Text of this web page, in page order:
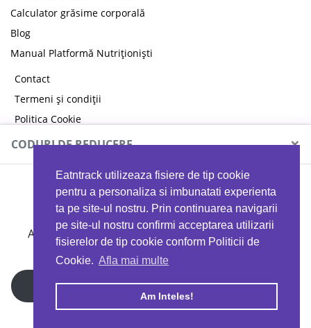
Eatntrack utilizeaza fisiere de tip cookie
pentru a personaliza si imbunatati experienta
ta pe site-ul nostru. Prin continuarea navigarii
pe site-ul nostru confirmi acceptarea utilizarii
fisierelor de tip cookie conform Politicii de
Cookie. Afla mai multe
Am Inteles!
Calculator grăsime corporală
Blog
Manual Platformă Nutriționiști
Contact
Termeni și condiții
Politica Cookie
Politica de confidențialitate
Copyright © 2026 EAT & TRACK S.R.L
CODURI DE REDUCERE ×
MYPROTEIN
Ai 40%reducere la orice comandă folosind codul
EATTRACK
Profită acum